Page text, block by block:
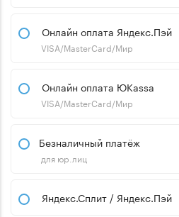
Онлайн оплата Яндекс.Пэй
VISA/MasterCard/Мир
Онлайн оплата ЮKassa
VISA/MasterCard/Мир
Безналичный платёж
для юр.лиц
Яндекс.Сплит / Яндекс.Пэй